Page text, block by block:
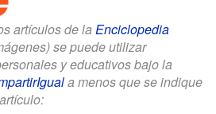
artículos de la Enciclopedia
se puede utilizar
y educativos bajo la
a menos que se indique